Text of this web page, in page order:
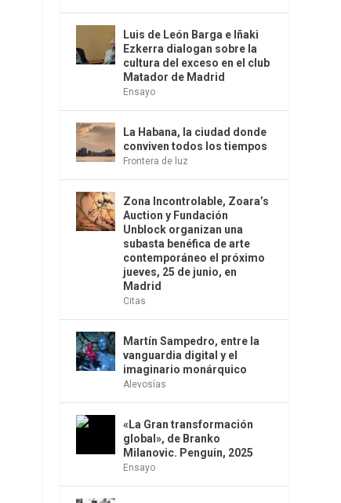
Luis de León Barga e Iñaki
Ezkerra dialogan sobre la
cultura del exceso en el club
Matador de Madrid
Ensayo
La Habana, la ciudad donde
conviven todos los tiempos
Frontera de luz
Zona Incontrolable, Zoara’s
Auction y Fundación
Unblock organizan una
subasta benéfica de arte
contemporáneo el próximo
jueves, 25 de junio, en
Madrid
Citas
Martín Sampedro, entre la
vanguardia digital y el
imaginario monárquico
Alevosías
«La Gran transformación
global», de Branko
Milanovic. Penguin, 2025
Ensayo